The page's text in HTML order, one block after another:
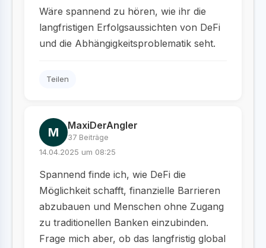
Wäre spannend zu hören, wie ihr die
langfristigen Erfolgsaussichten von DeFi
und die Abhängigkeitsproblematik seht.
Teilen
M MaxiDerAngler
37 Beiträge
14.04.2025 um 08:25
Spannend finde ich, wie DeFi die
Möglichkeit schafft, finanzielle Barrieren
abzubauen und Menschen ohne Zugang
zu traditionellen Banken einzubinden.
Frage mich aber, ob das langfristig global